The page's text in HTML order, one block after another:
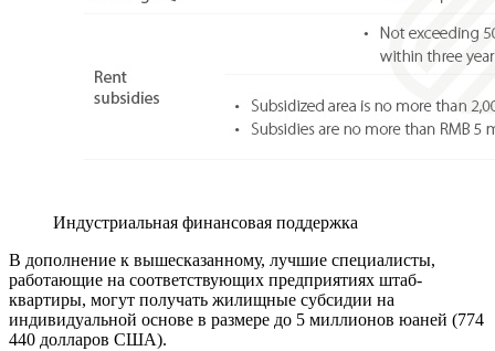
Индустриальная финансовая поддержка
В дополнение к вышесказанному, лучшие специалисты,
работающие на соответствующих предприятиях штаб-
квартиры, могут получать жилищные субсидии на
индивидуальной основе в размере до 5 миллионов юаней (774
440 долларов США).